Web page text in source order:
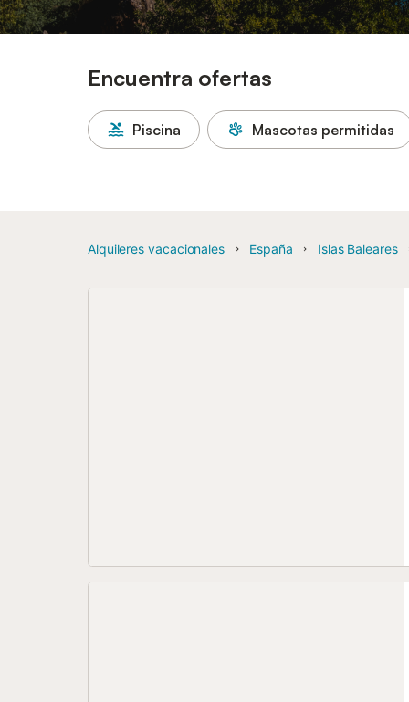
Encuentra ofertas
Piscina Mascotas permitidas
Alquileres vacacionales España Islas Baleares